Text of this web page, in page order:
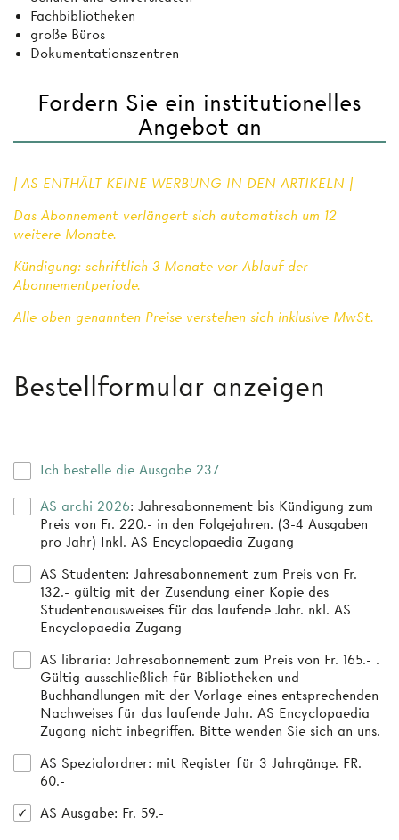
Fachbibliotheken
große Büros
Dokumentationszentren
Fordern Sie ein institutionelles
Angebot an
| AS ENTHÄLT KEINE WERBUNG IN DEN ARTIKELN |
Das Abonnement verlängert sich automatisch um 12
weitere Monate.
Kündigung: schriftlich 3 Monate vor Ablauf der
Abonnementperiode.
Alle oben genannten Preise verstehen sich inklusive MwSt.
Bestellformular anzeigen
Ich bestelle die Ausgabe 237
AS archi 2026: Jahresabonnement bis Kündigung zum
Preis von Fr. 220.- in den Folgejahren. (3-4 Ausgaben
pro Jahr) Inkl. AS Encyclopaedia Zugang
AS Studenten: Jahresabonnement zum Preis von Fr.
132.- gültig mit der Zusendung einer Kopie des
Studentenausweises für das laufende Jahr. nkl. AS
Encyclopaedia Zugang
AS libraria: Jahresabonnement zum Preis von Fr. 165.- .
Gültig ausschließlich für Bibliotheken und
Buchhandlungen mit der Vorlage eines entsprechenden
Nachweises für das laufende Jahr. AS Encyclopaedia
Zugang nicht inbegriffen. Bitte wenden Sie sich an uns.
AS Spezialordner: mit Register für 3 Jahrgänge. FR.
60.-
AS Ausgabe: Fr. 59.-